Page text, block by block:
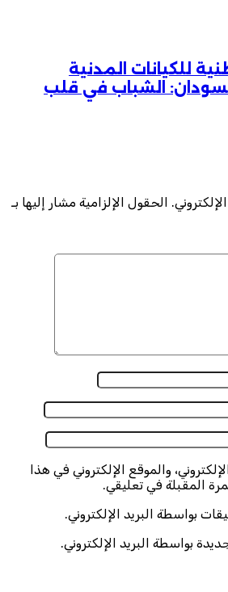
للكيانات المدنية
الشباب في قلب
الحقول الإلزامية مشار إليها بـ
والموقع الإلكتروني في هذا
المقبلة في تعليقي.
بواسطة البريد الإلكتروني.
بواسطة البريد الإلكتروني.